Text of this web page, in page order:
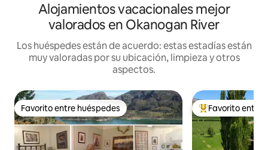
Alojamientos vacacionales mejor
valorados en Okanogan River
Los huéspedes están de acuerdo: estas estadías están
muy valoradas por su ubicación, limpieza y otros
aspectos.
Favorito entre huéspedes
Favorito entre huéspedes Favorito entre
Favorito entre